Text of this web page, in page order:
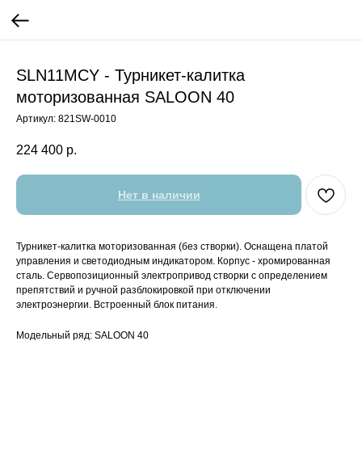
SLN11MCY - Турникет-калитка
моторизованная SALOON 40
Артикул: 821SW-0010
224 400 р.
Нет в наличии
Турникет-калитка моторизованная (без створки). Оснащена платой
управления и светодиодным индикатором. Корпус - хромированная
сталь. Сервопозиционный электропривод створки с определением
препятствий и ручной разблокировкой при отключении
электроэнергии. Встроенный блок питания.
Модельный ряд: SALOON 40